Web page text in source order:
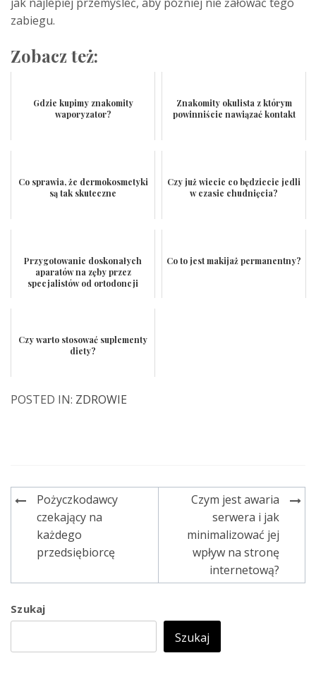
zabiegu.
Zobacz też:
Gdzie kupimy znakomity
waporyzator?
Znakomity okulista z którym
powinniście nawiązać kontakt
Co sprawia, że dermokosmetyki
są tak skuteczne
Czy już wiecie co będziecie jedli
w czasie chudnięcia?
Przygotowanie doskonałych
aparatów na zęby przez
specjalistów od ortodoncji
Co to jest makijaż permanentny?
Czy warto stosować suplementy
diety?
POSTED IN: ZDROWIE
Nawigacja
wpisu
Pożyczkodawcy
czekający na
każdego
przedsiębiorcę
Czym jest awaria
serwera i jak
minimalizować jej
wpływ na stronę
internetową?
Szukaj
Szukaj